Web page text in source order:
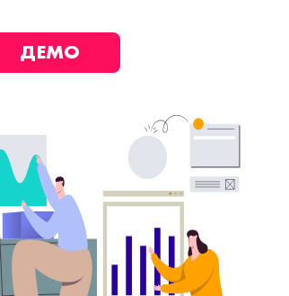
ДЕМО